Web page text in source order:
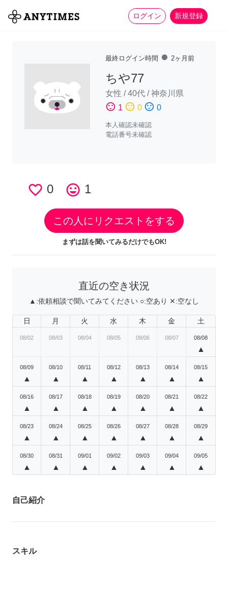
ログイン 新規登録
全て 家事 more_horiz
最終ログイン時間 fiber_manual_record 2ヶ月前
ちや77
女性 /40代 /神奈川県
sentiment_satisfied 1 sentiment_neutral 0 sentiment_dissatisfied 0
本人確認未確認
電話番号未確認
favorite_border 0 tag_faces 1
この人にリクエストをする
まずは話を聞いてみるだけでもOK!
直近の空き状況
▲:依頼相談で聞いてみてください ○:空あり ✕:空なし
日 月 火 水 木 金 土
08/02 08/03 08/04 08/05 08/06 08/07 08/08
▲
08/09
▲
08/10
▲
08/11
▲
08/12
▲
08/13
▲
08/14
▲
08/15
▲
08/16
▲
08/17
▲
08/18
▲
08/19
▲
08/20
▲
08/21
▲
08/22
▲
08/23
▲
08/24
▲
08/25
▲
08/26
▲
08/27
▲
08/28
▲
08/29
▲
08/30
▲
08/31
▲
09/01
▲
09/02
▲
09/03
▲
09/04
▲
09/05
▲
自己紹介
スキル